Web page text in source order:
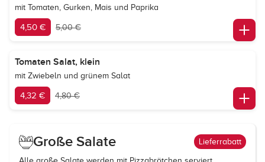
mit Tomaten, Gurken, Mais und Paprika
4,50 € 5,00 €
Tomaten Salat, klein
mit Zwiebeln und grünem Salat
4,32 € 4,80 €
Große Salate Lieferrabatt